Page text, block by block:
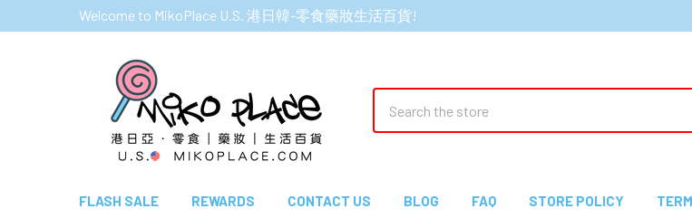
Welcome to MikoPlace U.S. 港日韓-零食藥妝生活百貨!
FLASH SALE REWARDS CONTACT US BLOG FAQ STORE POLICY